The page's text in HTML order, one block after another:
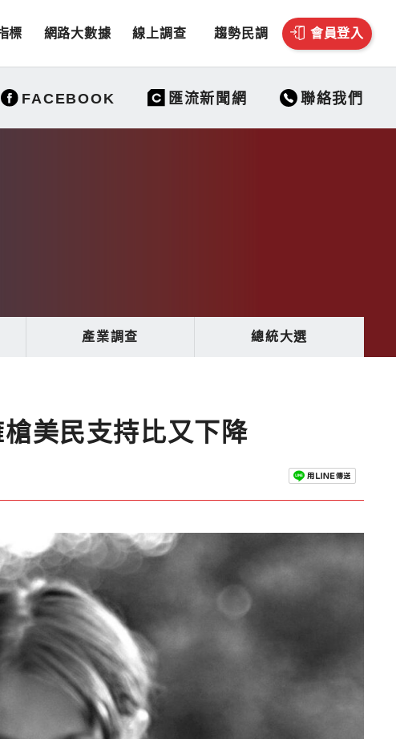
標 網路大數據 線上調查 趨勢民調 會員登入
FACEBOOK 匯流新聞網 聯絡我們
產業調查 總統大選
美民支持比又下降